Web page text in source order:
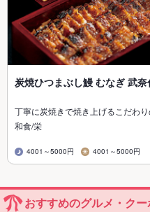
炭焼ひつまぶし鰻 むなぎ 武奈
丁寧に炭焼きで焼き上げるこだわ
和食/栄
4001～5000円 4001～5000円
おすすめのグルメ・ク